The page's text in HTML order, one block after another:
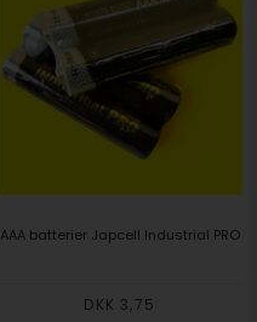
AAA batterier Japcell Industrial PRO
DKK 3,75